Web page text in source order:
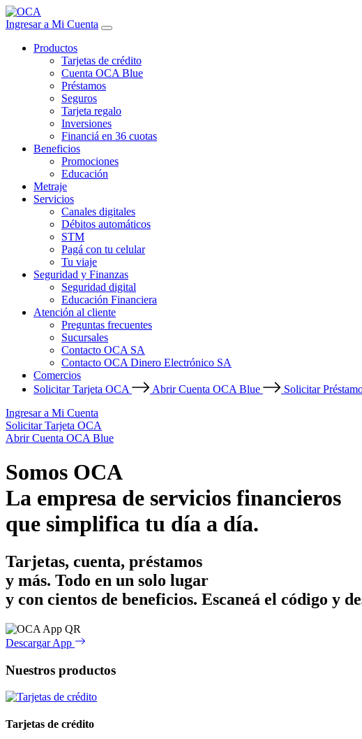
Ingresar a Mi Cuenta
Productos
Tarjetas de crédito
Cuenta OCA Blue
Préstamos
Seguros
Tarjeta regalo
Inversiones
Financiá en 36 cuotas
Beneficios
Promociones
Educación
Metraje
Servicios
Canales digitales
Débitos automáticos
STM
Pagá con tu celular
Tu viaje
Seguridad y Finanzas
Seguridad digital
Educación Financiera
Atención al cliente
Preguntas frecuentes
Sucursales
Contacto OCA SA
Contacto OCA Dinero Electrónico SA
Comercios
Solicitar Tarjeta OCA
Abrir Cuenta OCA Blue
Solicitar
Ingresar a Mi Cuenta
Solicitar Tarjeta OCA
Abrir Cuenta OCA Blue
Somos OCA
La empresa de servicios financieros
que simplifica tu día a día.
Tarjetas, cuenta, préstamos
y más. Todo en un solo lugar
y con cientos de beneficios. Escaneá el código y
Descargar App
Nuestros productos
Tarjetas de crédito